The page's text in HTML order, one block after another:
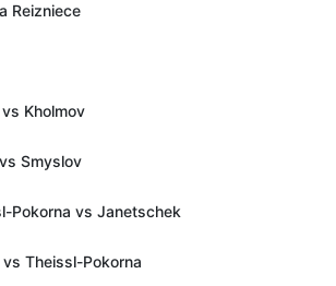
Reizniece
Kholmov
Smyslov
Pokorna vs Janetschek
Theissl-Pokorna